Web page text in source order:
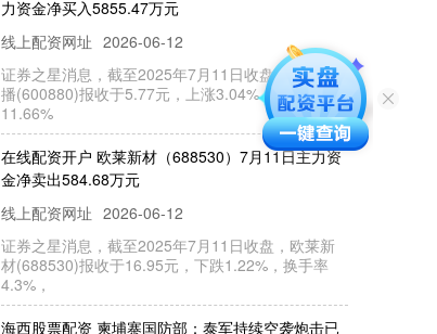
线上配资网址 2026-06-12
证券之星消息，截至2025年7月11日收盘，博瑞传
播(600880)报收于5.77元，上涨3.04%，换手率
11.66%
在线配资开户 欧莱新材（688530）7月11日主力资
金净卖出584.68万元
线上配资网址 2026-06-12
证券之星消息，截至2025年7月11日收盘，欧莱新
材(688530)报收于16.95元，下跌1.22%，换手率
4.3%，
海西股票配资 柬埔寨国防部：泰军持续空袭炮击已
致柬平民17死77伤